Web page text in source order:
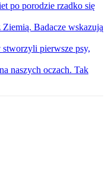
po porodzie rzadko się
Badacze wskazują
pierwsze psy,
naszych oczach. Tak